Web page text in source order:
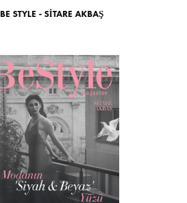
BE STYLE - SİTARE AKBAŞ